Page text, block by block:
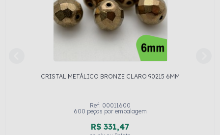
CRISTAL METÁLICO BRONZE CLARO 90215 6MM
Ref: 00011600
600 peças por embalagem
R$ 331,47